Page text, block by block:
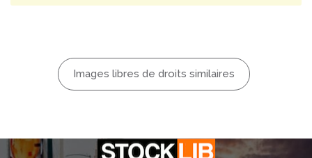
Images libres de droits similaires